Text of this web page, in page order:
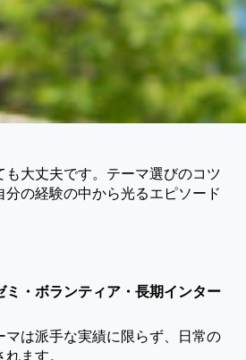
大丈夫です。テーマ選びのコツ
分の経験の中から光るエピソード
ミ・ボランティア・長期インター
マは派手な実績に限らず、日常の
ます。